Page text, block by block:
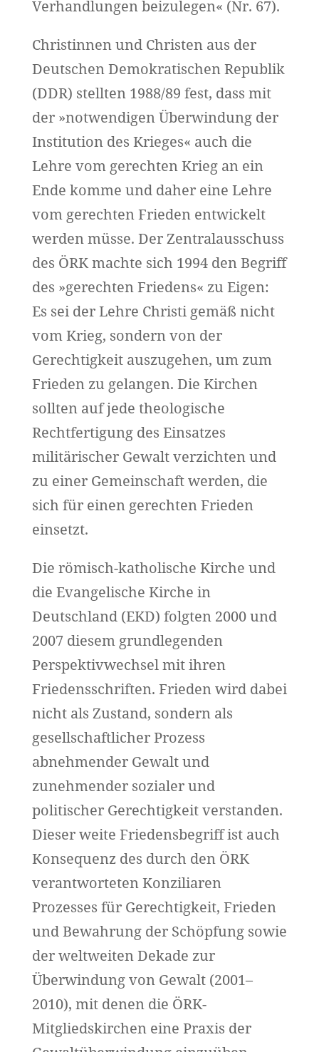
Verhandlungen beizulegen« (Nr. 67).
Christinnen und Christen aus der
Deutschen Demokratischen Republik
(DDR) stellten 1988/89 fest, dass mit
der »notwendigen Überwindung der
Institution des Krieges« auch die
Lehre vom gerechten Krieg an ein
Ende komme und daher eine Lehre
vom gerechten Frieden entwickelt
werden müsse. Der Zentralausschuss
des ÖRK machte sich 1994 den Begriff
des »gerechten Friedens« zu Eigen:
Es sei der Lehre Christi gemäß nicht
vom Krieg, sondern von der
Gerechtigkeit auszugehen, um zum
Frieden zu gelangen. Die Kirchen
sollten auf jede theologische
Rechtfertigung des Einsatzes
militärischer Gewalt verzichten und
zu einer Gemeinschaft werden, die
sich für einen gerechten Frieden
einsetzt.
Die römisch-katholische Kirche und
die Evangelische Kirche in
Deutschland (EKD) folgten 2000 und
2007 diesem grundlegenden
Perspektivwechsel mit ihren
Friedensschriften. Frieden wird dabei
nicht als Zustand, sondern als
gesellschaftlicher Prozess
abnehmender Gewalt und
zunehmender sozialer und
politischer Gerechtigkeit verstanden.
Dieser weite Friedensbegriff ist auch
Konsequenz des durch den ÖRK
verantworteten Konziliaren
Prozesses für Gerechtigkeit, Frieden
und Bewahrung der Schöpfung sowie
der weltweiten Dekade zur
Überwindung von Gewalt (2001–
2010), mit denen die ÖRK-
Mitgliedskirchen eine Praxis der